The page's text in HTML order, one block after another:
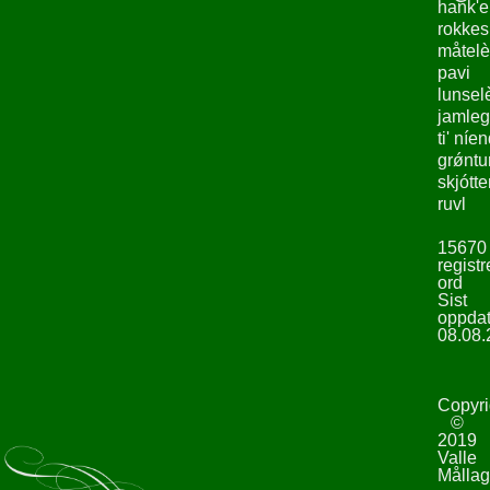
hank'e
pavi
ti'
ruvl
15670
ord
Sist
©
2019
Valle
Mållag